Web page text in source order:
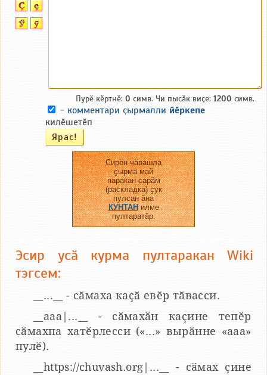
Пурӗ кӗртнӗ: 0 симв. Чи пысӑк виҫе: 1200 симв.
- комментари ҫырмалли йӗркепе
килӗшетӗп
Сирӗн чӑвашла
ҫырма май
паракан сарӑм
(раскладка) ҫук
пулсан ӑна
КУНТАНилме
пултаратӑр.
Эсир усӑ курма пултаракан Wiki
тэгсем:
__...__ - сӑмаха каҫӑ евӗр тӑвасси.
__aaa|...__ - сӑмахӑн каҫине тепӗр
сӑмахпа хатӗрлесси («...» вырӑнне «ааа»
пулӗ).
__https://chuvash.org|...__ - сӑмах ҫине